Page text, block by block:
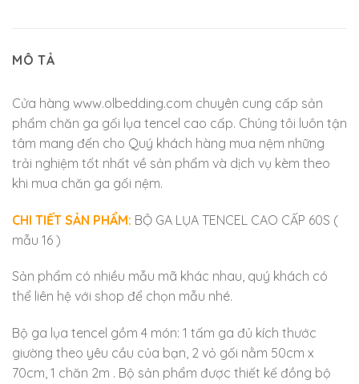
MÔ TẢ
Cửa hàng www.olbedding.com chuyên cung cấp sản
phẩm chăn ga gối lụa tencel cao cấp. Chúng tôi luôn tận
tâm mang đến cho Quý khách hàng mua nệm những
trải nghiệm tốt nhất về sản phẩm và dịch vụ kèm theo
khi mua chăn ga gối nệm.
CHI TIẾT SẢN PHẨM: BỘ GA LỤA TENCEL CAO CẤP 60S (
mẫu 16 )
Sản phẩm có nhiều mẫu mã khác nhau, quý khách có
thể liên hệ với shop để chọn mẫu nhé.
Bộ ga lụa tencel gồm 4 món: 1 tấm ga đủ kích thước
giường theo yêu cầu của bạn, 2 vỏ gối nằm 50cm x
70cm, 1 chăn 2m . Bộ sản phẩm được thiết kế đồng bộ